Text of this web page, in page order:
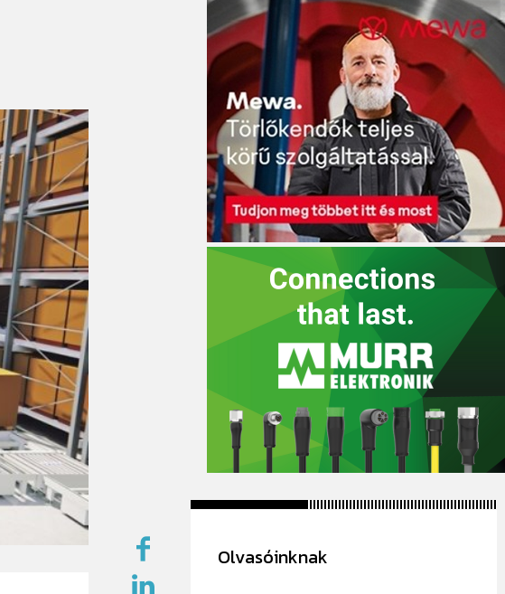
robotokkal és MI-vel készülnek
biztonságot ígér a LOGO! 9
Olvasóinknak